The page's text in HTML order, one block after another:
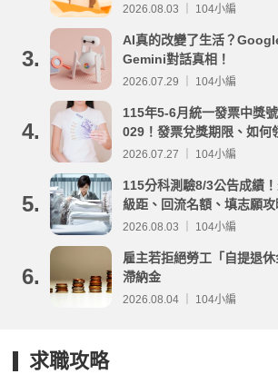
2026.08.03 ｜ 104小編
3.
AI真的改變了生活？
Gemini對話真相！
2026.07.29 ｜ 104小編
4.
115年5-6月統一發票中獎
029！發票兌獎期限、如何
2026.07.27 ｜ 104小編
5.
115分科測驗8/3公告成績
級距、回流名額、填志願
分析
2026.08.03 ｜ 104小編
6.
雇主若拒絕勞工「自提退
滯納金
2026.08.04 ｜ 104小編
求職攻略